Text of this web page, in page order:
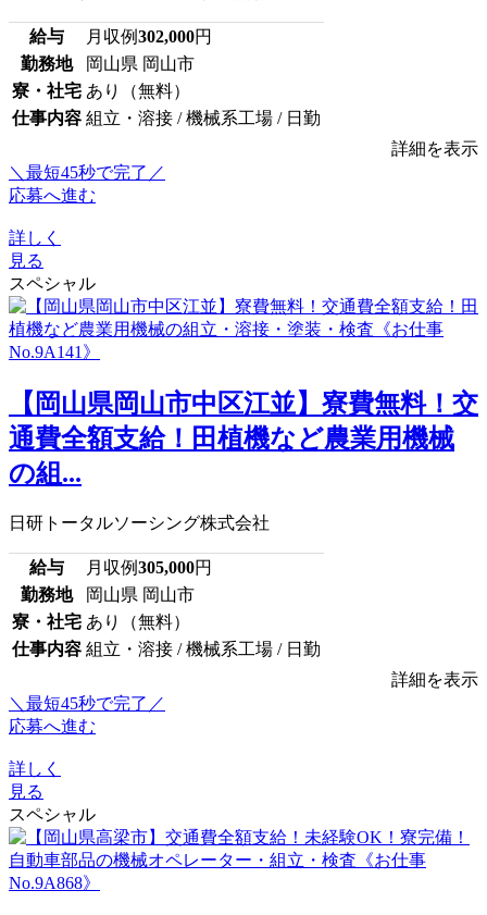
給与 月収例302,000円
勤務地
岡山県 岡山市
寮・社宅 あり（無料）
仕事内容 組立・溶接 / 機械系工場 / 日勤
詳細を表示
＼最短45秒で完了／
応募へ進む
詳しく
見る
スペシャル
【岡山県岡山市中区江並】寮費無料！交
通費全額支給！田植機など農業用機械
の組...
日研トータルソーシング株式会社
給与 月収例305,000円
勤務地
岡山県 岡山市
寮・社宅 あり（無料）
仕事内容 組立・溶接 / 機械系工場 / 日勤
詳細を表示
＼最短45秒で完了／
応募へ進む
詳しく
見る
スペシャル